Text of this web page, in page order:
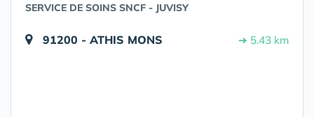
SERVICE DE SOINS SNCF - JUVISY
91200 - ATHIS MONS ➔ 5.43 km